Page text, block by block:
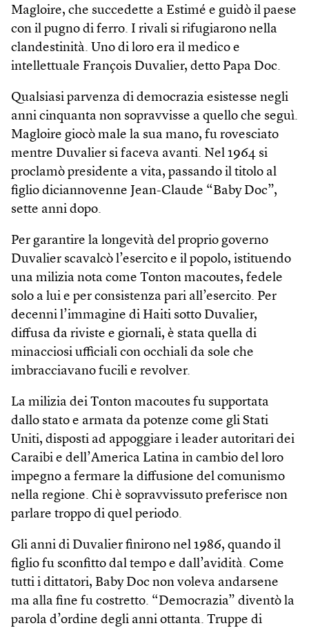
Magloire, che succedette a Estimé e guidò il paese
con il pugno di ferro. I rivali si rifugiarono nella
clandestinità. Uno di loro era il medico e
intellettuale François Duvalier, detto Papa Doc.
Qualsiasi parvenza di democrazia esistesse negli
anni cinquanta non sopravvisse a quello che seguì.
Magloire giocò male la sua mano, fu rovesciato
mentre Duvalier si faceva avanti. Nel 1964 si
proclamò presidente a vita, passando il titolo al
figlio diciannovenne Jean-Claude “Baby Doc”,
sette anni dopo.
Per garantire la longevità del proprio governo
Duvalier scavalcò l’esercito e il popolo, istituendo
una milizia nota come Tonton macoutes, fedele
solo a lui e per consistenza pari all’esercito. Per
decenni l’immagine di Haiti sotto Duvalier,
diffusa da riviste e giornali, è stata quella di
minacciosi ufficiali con occhiali da sole che
imbracciavano fucili e revolver.
La milizia dei Tonton macoutes fu supportata
dallo stato e armata da potenze come gli Stati
Uniti, disposti ad appoggiare i leader autoritari dei
Caraibi e dell’America Latina in cambio del loro
impegno a fermare la diffusione del comunismo
nella regione. Chi è sopravvissuto preferisce non
parlare troppo di quel periodo.
Gli anni di Duvalier finirono nel 1986, quando il
figlio fu sconfitto dal tempo e dall’avidità. Come
tutti i dittatori, Baby Doc non voleva andarsene
ma alla fine fu costretto. “Democrazia” diventò la
parola d’ordine degli anni ottanta. Truppe di